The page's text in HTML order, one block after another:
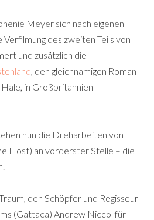
Meyer sich nach eigenen
Verfilmung des zweiten Teils von
und zusätzlich die
, den gleichnamigen Roman
in Großbritannien
nun die Dreharbeiten von
Host) an vorderster Stelle – die
den Schöpfer und Regisseur
(Gattaca) Andrew Niccol für